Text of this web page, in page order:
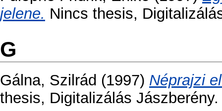
jelene. Nincs thesis,
G
Gálna, Szilrád (1997) Néprajzi
thesis, Digitalizálás Jászberény.